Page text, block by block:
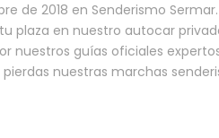
de 2018 en Senderismo
plaza en nuestro autocar
nuestros guías oficiales
nuestras marchas